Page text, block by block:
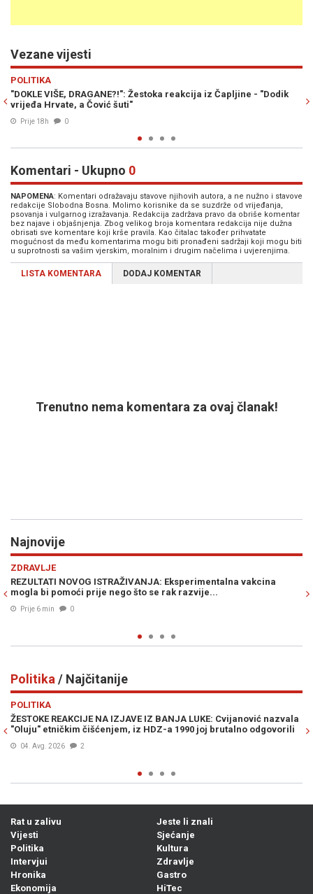
Vezane vijesti
reakcija iz Čapljine - "Dodik
GROMOGLASNA ŠUTNJA: Dok Čović
ratnohuškačke poruke na obljetnicu
Komentari - Ukupno 0
NAPOMENA: Komentari odražavaju stavove njihovih autora, a ne nužno i stavove
redakcije Slobodna Bosna. Molimo korisnike da se suzdrže od vrijeđanja,
psovanja i vulgarnog izražavanja. Redakcija zadržava pravo da obriše komentar
bez najave i objašnjenja. Zbog velikog broja komentara redakcija nije dužna
obrisati sve komentare koji krše pravila. Kao čitalac također prihvatate
mogućnost da među komentarima mogu biti pronađeni sadržaji koji mogu biti
u suprotnosti sa vašim vjerskim, moralnim i drugim načelima i uvjerenjima.
LISTA KOMENTARA DODAJ KOMENTAR
Trenutno nema komentara za ovaj članak!
Najnovije
Eksperimentalna vakcina
rak razvije...
TEŽAK UDARAC AUTOMOBILSKOM
širom svijeta, poznat i razlog...
Politika / Najčitanije
IZ BANJA LUKE: Cvijanović nazvala
a 1990 joj brutalno odgovorili
RAMO ISAK NAKON INCIDENTA U
specijalcima SBK na
Rat u zalivu
Vijesti
Politika
Intervjui
Hronika
Ekonomija
Jeste li znali
Sjećanje
Kultura
Zdravlje
Gastro
HiTec